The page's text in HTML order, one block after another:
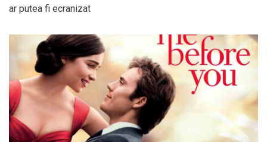
ar putea fi ecranizat